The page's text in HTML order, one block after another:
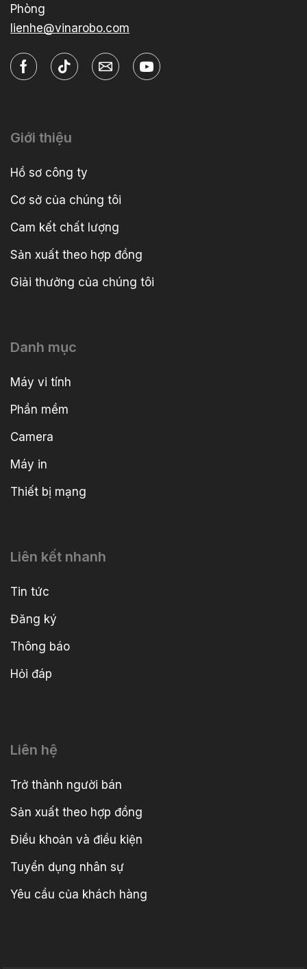
Phòng
lienhe@vinarobo.com
Giới thiệu
Hồ sơ công ty
Cơ sở của chúng tôi
Cam kết chất lượng
Sản xuất theo hợp đồng
Giải thưởng của chúng tôi
Danh mục
Máy vi tính
Phần mềm
Camera
Máy in
Thiết bị mạng
Liên kết nhanh
Tin tức
Đăng ký
Thông báo
Hỏi đáp
Liên hệ
Trở thành người bán
Sản xuất theo hợp đồng
Điều khoản và điều kiện
Tuyển dụng nhân sự
Yêu cầu của khách hàng